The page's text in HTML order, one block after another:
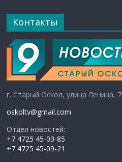
Контакты
г. Старый Оскол, улица Ленина,
oskoltv@gmail.com
Отдел новостей:
+7 4725 45-03-85
+7 4725 45-09-21